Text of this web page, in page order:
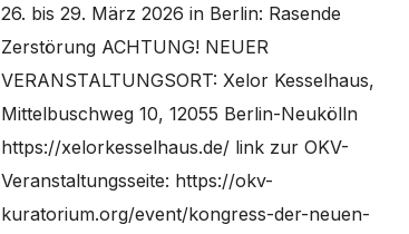
26. bis 29. März 2026 in Berlin: Rasende
Zerstörung ACHTUNG! NEUER
VERANSTALTUNGSORT: Xelor Kesselhaus,
Mittelbuschweg 10, 12055 Berlin-Neukölln
https://xelorkesselhaus.de/ link zur OKV-
Veranstaltungsseite: https://okv-
kuratorium.org/event/kongress-der-neuen-